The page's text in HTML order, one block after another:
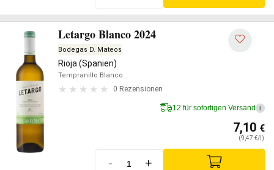
Letargo Blanco 2024
Bodegas D. Mateos
Rioja (Spanien)
Tempranillo Blanco
0 Rezensionen
12 für sofortigen Versand i
7,10 €
(9,47 €/l)
- +